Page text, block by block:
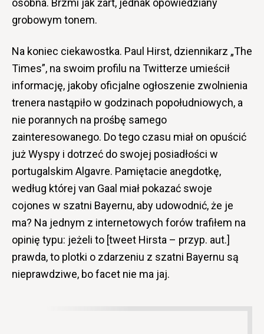
osobna. Brzmi jak żart, jednak opowiedziany
grobowym tonem.
Na koniec ciekawostka. Paul Hirst, dziennikarz „The
Times”, na swoim profilu na Twitterze umieścił
informację, jakoby oficjalne ogłoszenie zwolnienia
trenera nastąpiło w godzinach popołudniowych, a
nie porannych na prośbę samego
zainteresowanego. Do tego czasu miał on opuścić
już Wyspy i dotrzeć do swojej posiadłości w
portugalskim Algavre. Pamiętacie anegdotkę,
według której van Gaal miał pokazać swoje
cojones w szatni Bayernu, aby udowodnić, że je
ma? Na jednym z internetowych forów trafiłem na
opinię typu: jeżeli to [tweet Hirsta – przyp. aut.]
prawda, to plotki o zdarzeniu z szatni Bayernu są
nieprawdziwe, bo facet nie ma jaj.